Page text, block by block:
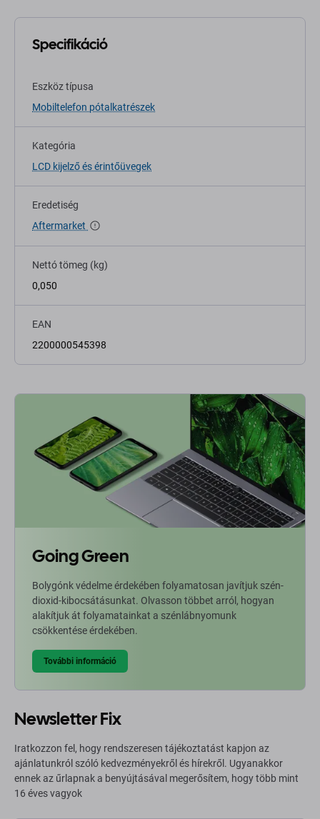
Specifikáció
Eszköz típusa
Mobiltelefon pótalkatrészek
Kategória
LCD kijelző és érintőüvegek
Eredetiség
Aftermarket
Nettó tömeg (kg)
0,050
EAN
2200000545398
Going Green
Bolygónk védelme érdekében folyamatosan javítjuk szén-
dioxid-kibocsátásunkat. Olvasson többet arról, hogyan
alakítjuk át folyamatainkat a szénlábnyomunk
csökkentése érdekében.
További információ
Newsletter Fix
Iratkozzon fel, hogy rendszeresen tájékoztatást kapjon az
ajánlatunkról szóló kedvezményekről és hírekről. Ugyanakkor
ennek az űrlapnak a benyújtásával megerősítem, hogy több mint
16 éves vagyok